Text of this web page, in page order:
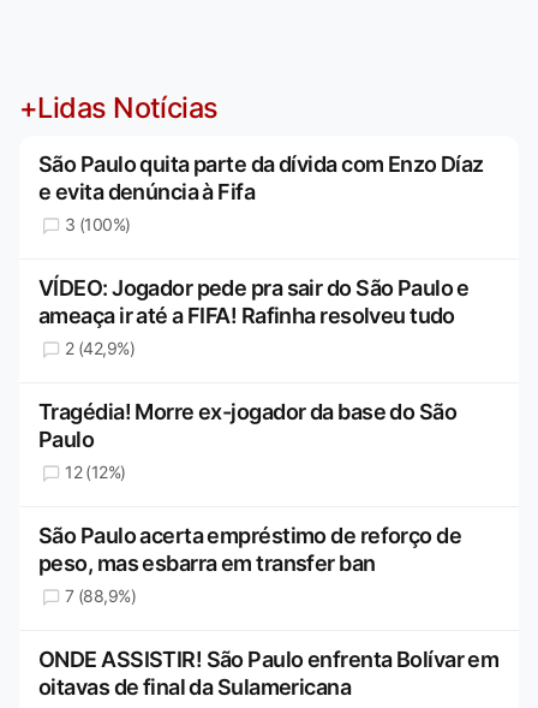
+Lidas Notícias
São Paulo quita parte da dívida com Enzo Díaz
e evita denúncia à Fifa
3 (100%)
VÍDEO: Jogador pede pra sair do São Paulo e
ameaça ir até a FIFA! Rafinha resolveu tudo
2 (42,9%)
Tragédia! Morre ex-jogador da base do São
Paulo
12 (12%)
São Paulo acerta empréstimo de reforço de
peso, mas esbarra em transfer ban
7 (88,9%)
ONDE ASSISTIR! São Paulo enfrenta Bolívar em
oitavas de final da Sulamericana